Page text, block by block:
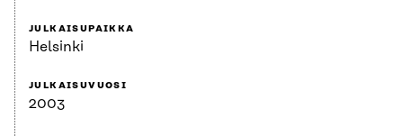
JULKAISUPAIKKA
Helsinki
JULKAISUVUOSI
2003